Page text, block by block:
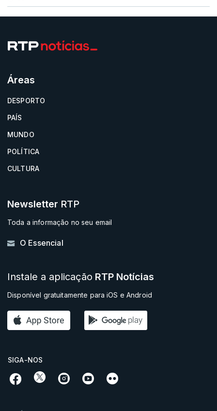
Áreas
DESPORTO
PAÍS
MUNDO
POLÍTICA
CULTURA
Newsletter RTP
Toda a informação no seu email
O Essencial
Instale a aplicação RTP Notícias
Disponível gratuitamente para iOS e Android
SIGA-NOS